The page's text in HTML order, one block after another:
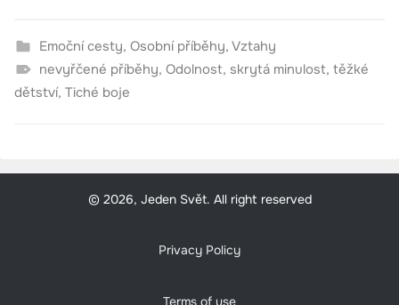
Emoční cesty, Osobní příběhy, Vztahy
nevyřčené příběhy, Odolnost, skrytá minulost, těžké
dětství, Tiché boje
© 2026, Jeden Svět. All right reserved
Privacy Policy
Terms of use